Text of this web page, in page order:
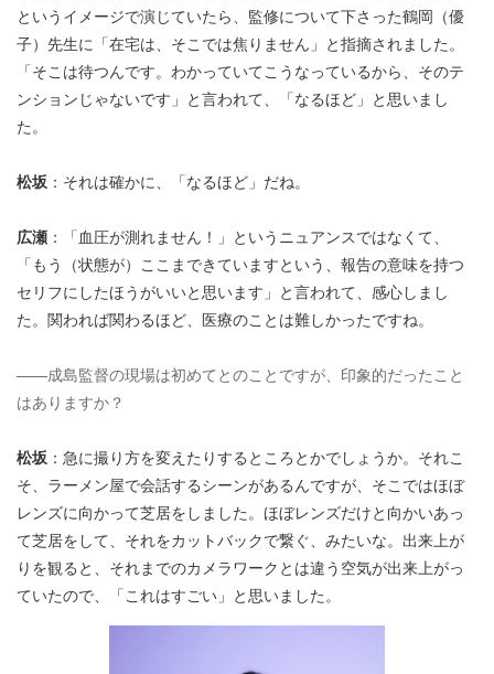
というイメージで演じていたら、監修について下さった鶴岡（優
子）先生に「在宅は、そこでは焦りません」と指摘されました。
「そこは待つんです。わかっていてこうなっているから、そのテ
ンションじゃないです」と言われて、「なるほど」と思いまし
た。
松坂 ：それは確かに、「なるほど」だね。
広瀬 ：「血圧が測れません！」というニュアンスではなくて、
「もう（状態が）ここまできていますという、報告の意味を持つ
セリフにしたほうがいいと思います」と言われて、感心しまし
た。関われば関わるほど、医療のことは難しかったですね。
――成島監督の現場は初めてとのことですが、印象的だったこと
はありますか？
松坂 ：急に撮り方を変えたりするところとかでしょうか。それこ
そ、ラーメン屋で会話するシーンがあるんですが、そこではほぼ
レンズに向かって芝居をしました。ほぼレンズだけと向かいあっ
て芝居をして、それをカットバックで繋ぐ、みたいな。出来上が
りを観ると、それまでのカメラワークとは違う空気が出来上がっ
ていたので、「これはすごい」と思いました。